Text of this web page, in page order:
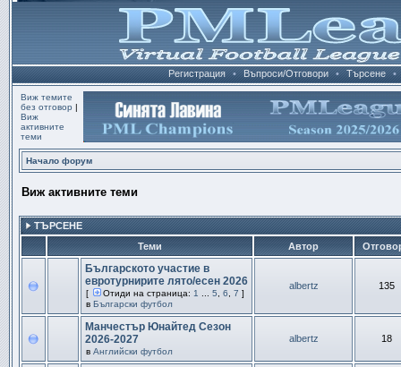
Регистрация • Въпроси/Отговори • Търсене •
Виж темите
без отговор |
Виж
активните
теми
Начало форум
Виж активните теми
ТЪРСЕНЕ
Теми
Автор
Българското участие в
евротурнирите лято/есен 2026
[ Отиди на страница: 1 5 6 7 ]
в Български футбол
albertz 135
Манчестър Юнайтед Сезон
2026-2027
в Английски футбол
albertz 18